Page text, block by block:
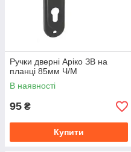
Ручки дверні Аріко ЗВ на
планці 85мм Ч/М
В наявності
95 ₴
Купити